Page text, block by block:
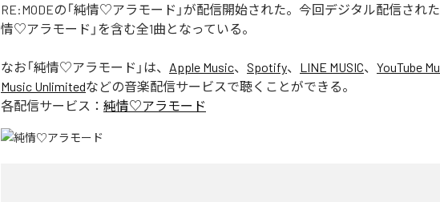
RE:MODEの「純情♡アラモード」が配信開始された。今回デジタル配信され
情♡アラモード」を含む全1曲となっている。
なお「純情♡アラモード 」は、 Apple Music、 Spotify、 LINE MUSIC、 YouTube
Music Unlimitedなどの音楽配信サービスで聴くことができる。
各配信サービス： 純情♡アラモード